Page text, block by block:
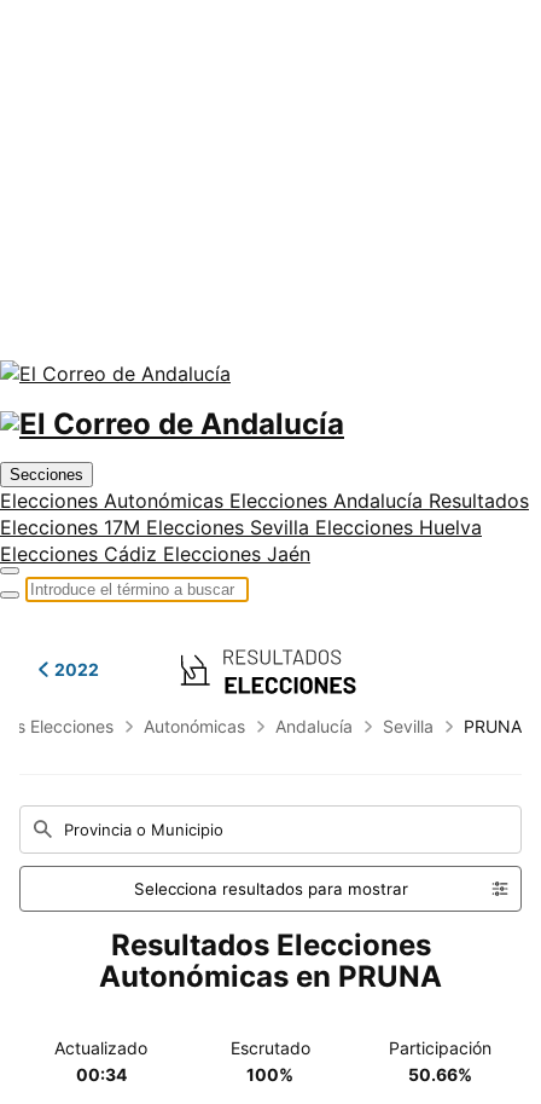
Secciones
Elecciones Autonómicas Elecciones Andalucía Resultados
Elecciones 17M Elecciones Sevilla Elecciones Huelva
Elecciones Cádiz Elecciones Jaén
2022
Elecciones Autonómicas Andalucía Sevilla PRUNA
Provincia o Municipio
Selecciona resultados para mostrar
Resultados Elecciones
Autonómicas en PRUNA
Actualizado
00:34
Escrutado
100%
Participación
50.66%